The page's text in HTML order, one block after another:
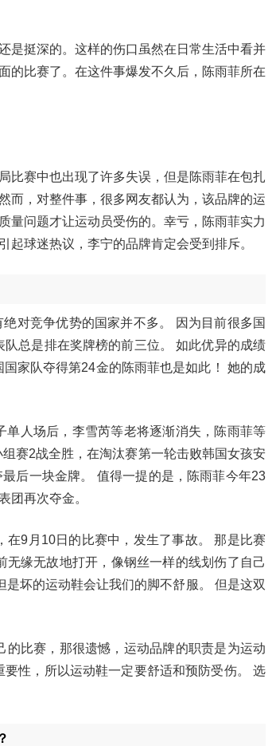
是挺深的。这样的伤口虽然在日常生活中看并
的比赛了。在这件事爆发不久后，陈雨菲所在
比赛中也出现了许多失误，但是陈雨菲在包扎
而，对整件事，很多网友都认为，该品牌的运
量问题才让运动员受伤的。幸亏，陈雨菲实力
球迷热议，李宁的品牌肯定会受到排斥。
对竞争优势的国家并不多。 因为目前很多国
总是排在奖牌榜的前三位。 如此优异的成绩
家队夺得第24金的陈雨菲也是如此！ 她的成
人场后，李雪芮等老将逐渐消失，陈雨菲等
赛2战全胜，在淘汰赛第一轮击败韩国女孩安
后一块金牌。 值得一提的是，陈雨菲今年23
团再次夺金。
9月10日的比赛中，发生了事故。 那是比赛
缘无故地打开，像钢丝一样的线划伤了自己
坏的运动鞋会让我们的脚不舒服。 但是这双
比赛，那很遗憾，运动品牌的职责是为运动
性，所以运动鞋一定要舒适和预防受伤。 选